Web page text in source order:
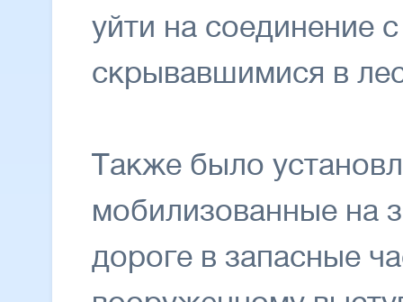
уйти на соединение
скрывавшимися в
Также было
мобилизованные на
дороге в запасные